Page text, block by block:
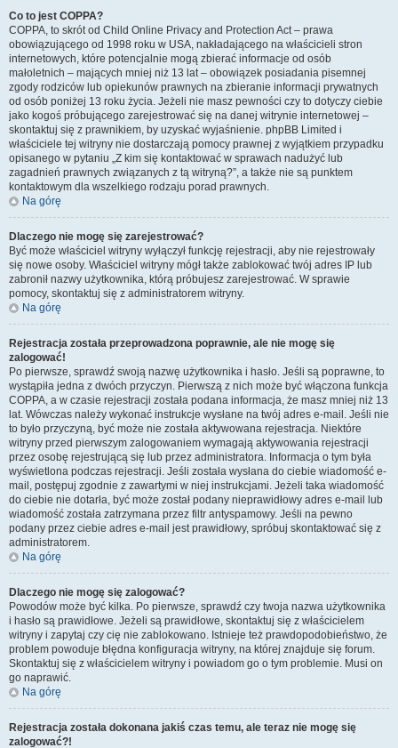
Co to jest COPPA?
COPPA, to skrót od Child Online Privacy and Protection Act – prawa
obowiązującego od 1998 roku w USA, nakładającego na właścicieli stron
internetowych, które potencjalnie mogą zbierać informacje od osób
małoletnich – mających mniej niż 13 lat – obowiązek posiadania pisemnej
zgody rodziców lub opiekunów prawnych na zbieranie informacji prywatnych
od osób poniżej 13 roku życia. Jeżeli nie masz pewności czy to dotyczy ciebie
jako kogoś próbującego zarejestrować się na danej witrynie internetowej –
skontaktuj się z prawnikiem, by uzyskać wyjaśnienie. phpBB Limited i
właściciele tej witryny nie dostarczają pomocy prawnej z wyjątkiem przypadku
opisanego w pytaniu „Z kim się kontaktować w sprawach nadużyć lub
zagadnień prawnych związanych z tą witryną?”, a także nie są punktem
kontaktowym dla wszelkiego rodzaju porad prawnych.
Na górę
Dlaczego nie mogę się zarejestrować?
Być może właściciel witryny wyłączył funkcję rejestracji, aby nie rejestrowały
się nowe osoby. Właściciel witryny mógł także zablokować twój adres IP lub
zabronił nazwy użytkownika, którą próbujesz zarejestrować. W sprawie
pomocy, skontaktuj się z administratorem witryny.
Na górę
Rejestracja została przeprowadzona poprawnie, ale nie mogę się
zalogować!
Po pierwsze, sprawdź swoją nazwę użytkownika i hasło. Jeśli są poprawne, to
wystąpiła jedna z dwóch przyczyn. Pierwszą z nich może być włączona funkcja
COPPA, a w czasie rejestracji została podana informacja, że masz mniej niż 13
lat. Wówczas należy wykonać instrukcje wysłane na twój adres e-mail. Jeśli nie
to było przyczyną, być może nie została aktywowana rejestracja. Niektóre
witryny przed pierwszym zalogowaniem wymagają aktywowania rejestracji
przez osobę rejestrującą się lub przez administratora. Informacja o tym była
wyświetlona podczas rejestracji. Jeśli została wysłana do ciebie wiadomość e-
mail, postępuj zgodnie z zawartymi w niej instrukcjami. Jeżeli taka wiadomość
do ciebie nie dotarła, być może został podany nieprawidłowy adres e-mail lub
wiadomość została zatrzymana przez filtr antyspamowy. Jeśli na pewno
podany przez ciebie adres e-mail jest prawidłowy, spróbuj skontaktować się z
administratorem.
Na górę
Dlaczego nie mogę się zalogować?
Powodów może być kilka. Po pierwsze, sprawdź czy twoja nazwa użytkownika
i hasło są prawidłowe. Jeżeli są prawidłowe, skontaktuj się z właścicielem
witryny i zapytaj czy cię nie zablokowano. Istnieje też prawdopodobieństwo, że
problem powoduje błędna konfiguracja witryny, na której znajduje się forum.
Skontaktuj się z właścicielem witryny i powiadom go o tym problemie. Musi on
go naprawić.
Na górę
Rejestracja została dokonana jakiś czas temu, ale teraz nie mogę się
zalogować?!